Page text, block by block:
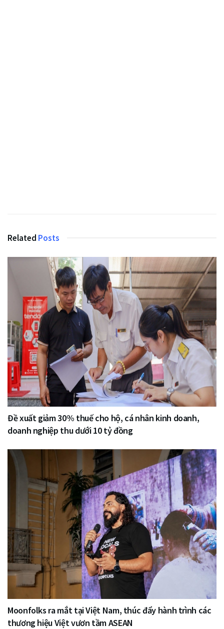
Related Posts
Đề xuất giảm 30% thuế cho hộ, cá nhân kinh doanh,
doanh nghiệp thu dưới 10 tỷ đồng
Moonfolks ra mắt tại Việt Nam, thúc đẩy hành trình các
thương hiệu Việt vươn tầm ASEAN